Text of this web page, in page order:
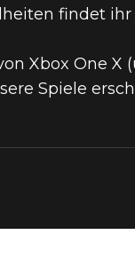
findet
Xbox One X
Spiele